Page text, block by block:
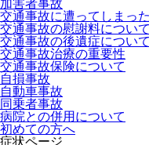
加害者事故
交通事故に遭ってしまっ
交通事故の慰謝料について
交通事故の後遺症について
交通事故治療の重要性
交通事故保険について
自損事故
自動車事故
同乗者事故
病院との併用について
初めての方へ
症状ページ